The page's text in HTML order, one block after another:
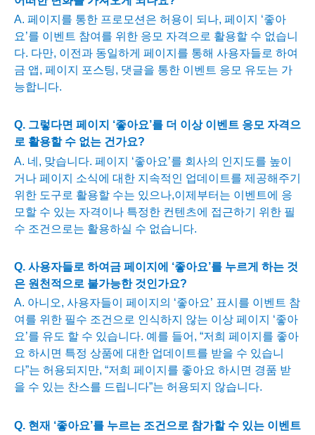
A. 페이지를 통한 프로모션은 허용이 되나, 페이지 ‘좋아
요’를 이벤트 참여를 위한 응모 자격으로 활용할 수 없습니
다. 다만, 이전과 동일하게 페이지를 통해 사용자들로 하여
금 앱, 페이지 포스팅, 댓글을 통한 이벤트 응모 유도는 가
능합니다.
Q. 그렇다면 페이지 ‘좋아요’를 더 이상 이벤트 응모 자격으
로 활용할 수 없는 건가요?
A. 네 , 맞습니다. 페이지 ‘좋아요’를 회사의 인지도를 높이
거나 페이지 소식에 대한 지속적인 업데이트를 제공해주기
위한 도구로 활용할 수는 있으나,이제부터는 이벤트에 응
모할 수 있는 자격이나 특정한 컨텐츠에 접근하기 위한 필
수 조건으로는 활용하실 수 없습니다.
Q. 사용자들로 하여금 페이지에 ‘좋아요’를 누르게 하는 것
은 원천적으로 불가능한 것인가요?
A. 아니오, 사용자들이 페이지의 ‘좋아요’ 표시를 이벤트 참
여를 위한 필수 조건으로 인식하지 않는 이상 페이지 ‘좋아
요’를 유도 할 수 있습니다. 예를 들어 , “저희 페이지를 좋아
요 하시면 특정 상품에 대한 업데이트를 받을 수 있습니
다”는 허용되지만, “저희 페이지를 좋아요 하시면 경품 받
을 수 있는 찬스를 드립니다”는 허용되지 않습니다.
Q. 현재 ‘좋아요’를 누르는 조건으로 참가할 수 있는 이벤트